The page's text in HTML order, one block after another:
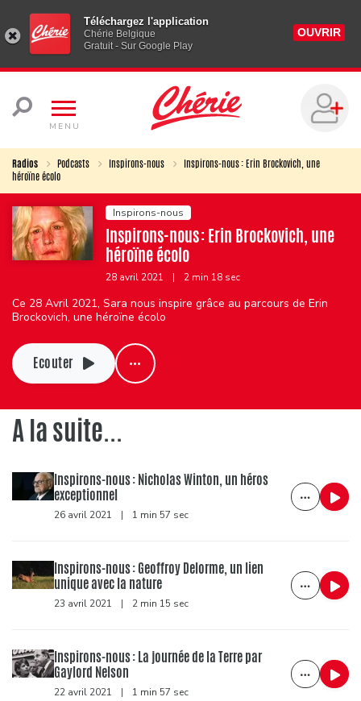
Téléchargez l'application
Chérie Belgique
Gratuit - Sur Google Play
OUVRIR
MENU
Radios Podcasts Inspirons-nous
Inspirons-nous : Erin Brockovich, une
héroïne écolo
Inspirons-nous
Inspirons-nous : Erin Brockovich, une
héroïne écolo
28 avril 2021 | 2 min 18 sec
Ce 28 Avril 2021, Sara nous inspire grâce au parcours de Erin
Brockovich, une héroïne écolo
Ecouter
A la suite...
Inspirons-nous : Nicholas Winton, un héros
exceptionnel
26 avril 2021 | 1 min 57 sec
Inspirons-nous : Geoffroy Delorme, un lien
unique avec la nature
23 avril 2021 | 2 min 15 sec
Inspirons-nous : La journée de la Terre par
Gaylord Nelson
22 avril 2021 | 1 min 57 sec